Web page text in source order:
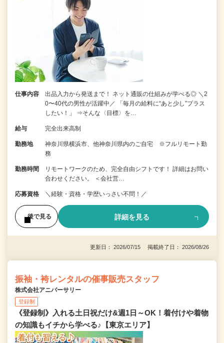
仕事内容
出品入力から発送まで！ ネット通販の仕組みが学べる◎ ＼2
0〜40代の男性が活躍中／ 「毎月の給料に“あと少し”プラス
したい！」 ⇒そんな〈目標〉を…
給与 完全出来高制
勤務地
神奈川県横浜市、他神奈川県内のご自宅 ※フルリモート勤
務
勤務時間
リモートワークのため、完全自由シフトです！ 詳細はお問い
合わせください。 ＜会社営…
応募資格 ＼経験・資格・学歴いっさい不問！／
後で見る 詳細を見る
更新日： 2026/07/15 掲載終了日： 2026/08/26
振袖・袴レンタルの催事販売スタッフ
株式会社アニバーサリー
登録制
《登録制》入れる土日祝だけ&週1日～OK！着付けや着物
の知識もイチから学べる♪【東京エリア】